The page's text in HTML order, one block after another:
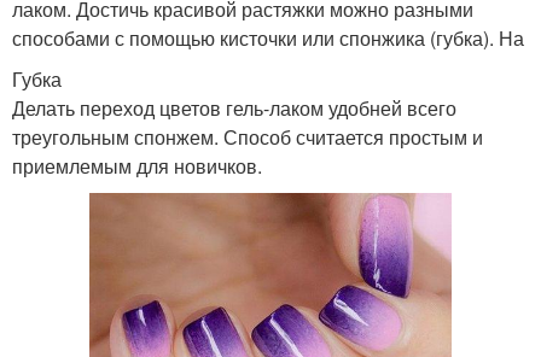
лаком. Достичь красивой растяжки можно разными
способами с помощью кисточки или спонжика (губка). На
Губка
Делать переход цветов гель-лаком удобней всего
треугольным спонжем. Способ считается простым и
приемлемым для новичков.